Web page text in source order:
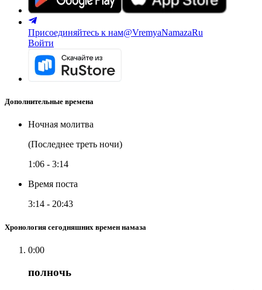
Присоединяйтесь к нам@VremyaNamazaRu
Войти
Дополнительные времена
Ночная молитва
(Последнее треть ночи)
1:06 - 3:14
Время поста
3:14 - 20:43
Хронология сегодняшних времен намаза
0:00
полночь